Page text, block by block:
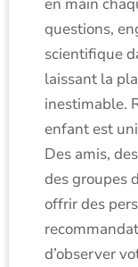
questions,
scientifique
laissant la
inestimable.
enfant est
Des amis,
des groupes
offrir des
d’observer